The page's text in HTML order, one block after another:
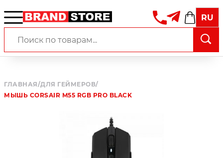
RU
ГЛАВНАЯ/ДЛЯ ГЕЙМЕРОВ/
МЫШЬ CORSAIR M55 RGB PRO BLACK